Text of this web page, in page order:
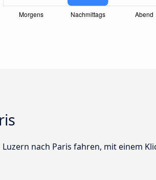
nach Paris fahren, mit einem